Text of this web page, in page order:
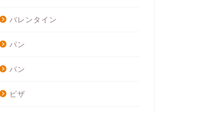
バレンタイン
パン
パン
ピザ